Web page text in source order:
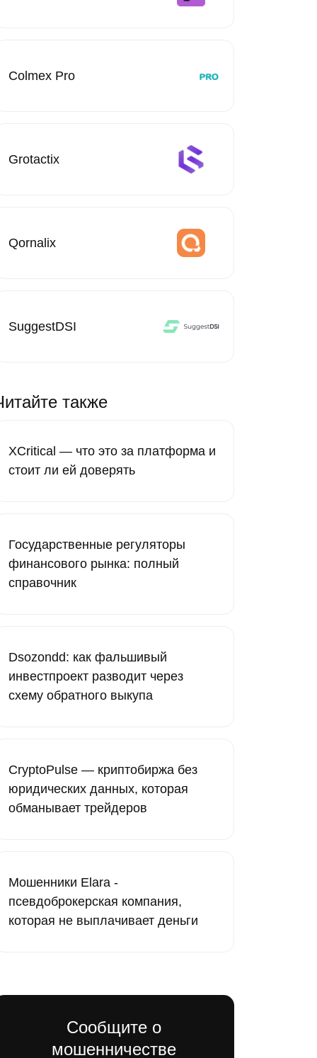
Colmex Pro
Grotactix
Qornalix
SuggestDSI
также
XCritical — что это за платформа и
стоит ли ей доверять
Государственные регуляторы
финансового рынка: полный
справочник
Dsozondd: как фальшивый
инвестпроект разводит через
схему обратного выкупа
CryptoPulse — криптобиржа без
юридических данных, которая
обманывает трейдеров
Мошенники Elara -
псевдоброкерская компания,
которая не выплачивает деньги
Сообщите о
мошенничестве